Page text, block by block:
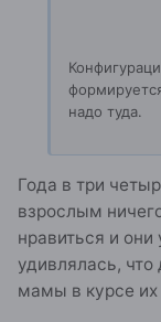
надо туда.
Года в три
взрослым
нравиться и они
удивлялась,
мамы в курсе